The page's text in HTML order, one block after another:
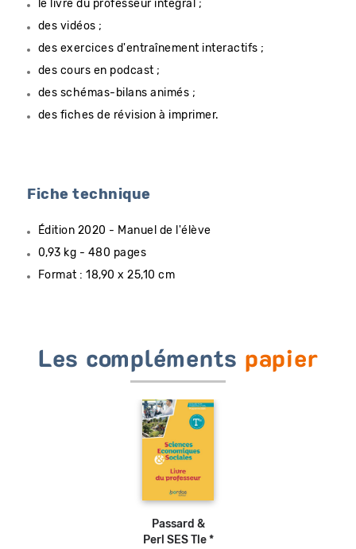
le livre du professeur intégral ;
des vidéos ;
des exercices d'entraînement interactifs ;
des cours en podcast ;
des schémas-bilans animés ;
des fiches de révision à imprimer.
Fiche technique
Édition 2020 - Manuel de l'élève
0,93 kg - 480 pages
Format : 18,90 x 25,10 cm
Les compléments papier
Ajouter
au
Passard &
Perl SES Tle *